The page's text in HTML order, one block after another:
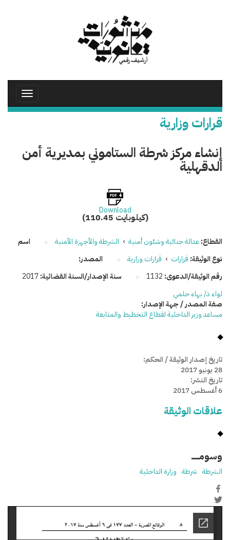
Toggle
قرارات وزارية
إنشاء مركز شرطة الستاموني بمديرية أمن
الدقهلية
Download
(110.45 كيلوبايت)
القطاع:عدالة جنائية وشئون أمنية › الشرطة والأجهزة الأمنية
نوع الوثيقة: قرارات › قرارات وزارية
رقم الوثيقة/الدعوى: 1132 سنة الإصدار/السنة القضائية:2017
اسم
المصدر:
لواء د/ بهاء حلمي
صفة المصدر / جهة الإصدار:
مساعد وزير الداخلية لقطاع التخطيط والمتابعة
تاريخ إصدار الوثيقة / الحكم:
28 يونيو 2017
تاريخ النشر:
6 أغسطس 2017
علاقات الوثيقة
وسومـــــ
الشرطة شرطة وزارة الداخلية